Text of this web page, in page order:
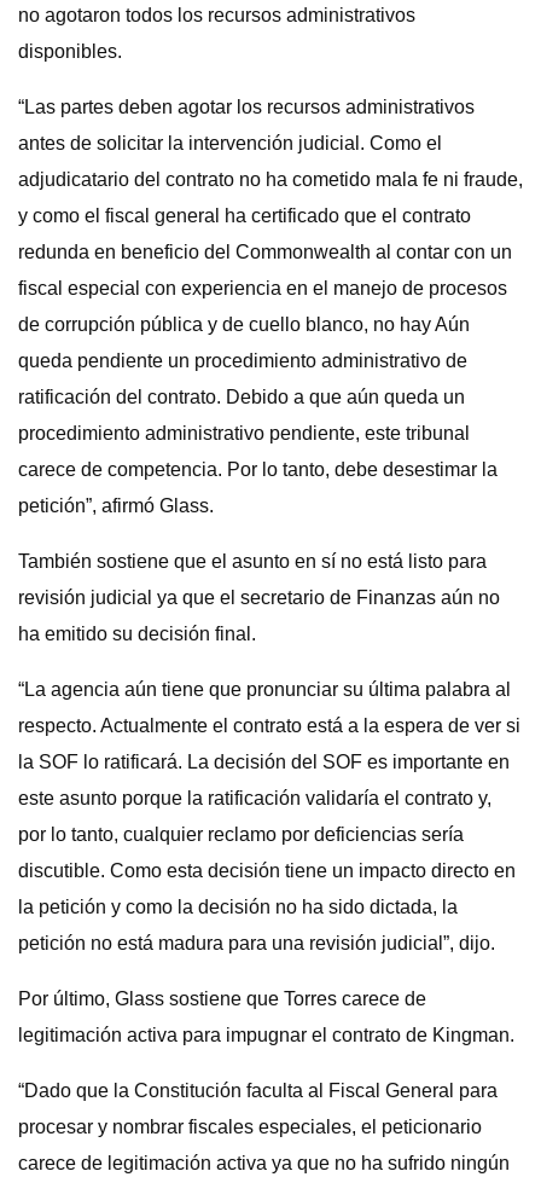
no agotaron todos los recursos administrativos
disponibles.
“Las partes deben agotar los recursos administrativos
antes de solicitar la intervención judicial. Como el
adjudicatario del contrato no ha cometido mala fe ni fraude,
y como el fiscal general ha certificado que el contrato
redunda en beneficio del Commonwealth al contar con un
fiscal especial con experiencia en el manejo de procesos
de corrupción pública y de cuello blanco, no hay Aún
queda pendiente un procedimiento administrativo de
ratificación del contrato. Debido a que aún queda un
procedimiento administrativo pendiente, este tribunal
carece de competencia. Por lo tanto, debe desestimar la
petición”, afirmó Glass.
También sostiene que el asunto en sí no está listo para
revisión judicial ya que el secretario de Finanzas aún no
ha emitido su decisión final.
“La agencia aún tiene que pronunciar su última palabra al
respecto. Actualmente el contrato está a la espera de ver si
la SOF lo ratificará. La decisión del SOF es importante en
este asunto porque la ratificación validaría el contrato y,
por lo tanto, cualquier reclamo por deficiencias sería
discutible. Como esta decisión tiene un impacto directo en
la petición y como la decisión no ha sido dictada, la
petición no está madura para una revisión judicial”, dijo.
Por último, Glass sostiene que Torres carece de
legitimación activa para impugnar el contrato de Kingman.
“Dado que la Constitución faculta al Fiscal General para
procesar y nombrar fiscales especiales, el peticionario
carece de legitimación activa ya que no ha sufrido ningún